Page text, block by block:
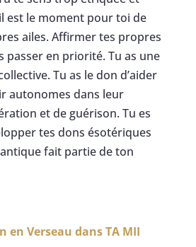
est le moment pour toi de
ailes. Affirmer tes propres
passer en priorité. Tu as une
Tu as le don d’aider
autonomes dans leur
et de guérison. Tu es
tes dons ésotériques
fait partie de ton
en Verseau dansTA MII